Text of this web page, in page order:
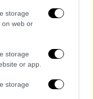
storage
on web or
storage
or app.
storage
εδώ και εννιά
μέχρι να
μήνες στην
ο πόλεμος και
Σώθηκε από
τρένα της
πυροβολισμούς.